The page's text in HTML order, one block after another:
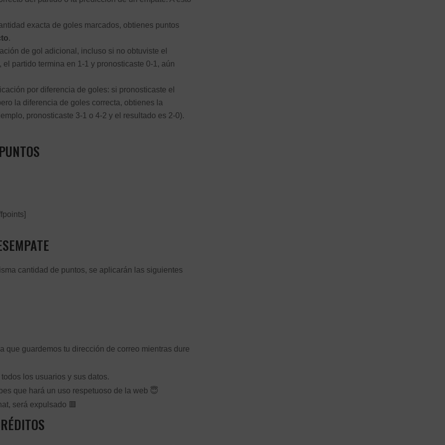
exacta de goles marcados, obtienes puntos
.
de gol adicional, incluso si no obtuviste el
partido termina en 1-1 y pronosticaste 0-1, aún
por diferencia de goles: si pronosticaste el
la diferencia de goles correcta, obtienes la
pronosticaste 3-1 o 4-2 y el resultado es 2-0).
PUNTOS
cantidad de puntos, se aplicarán las siguientes
que guardemos tu dirección de correo mientras dure
los usuarios y sus datos.
que hará un uso respetuoso de la web 😇
será expulsado 🟥